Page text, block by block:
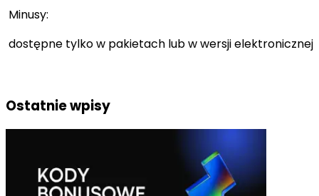
Minusy:
dostępne tylko w pakietach lub w wersji elektronicznej
Ostatnie wpisy